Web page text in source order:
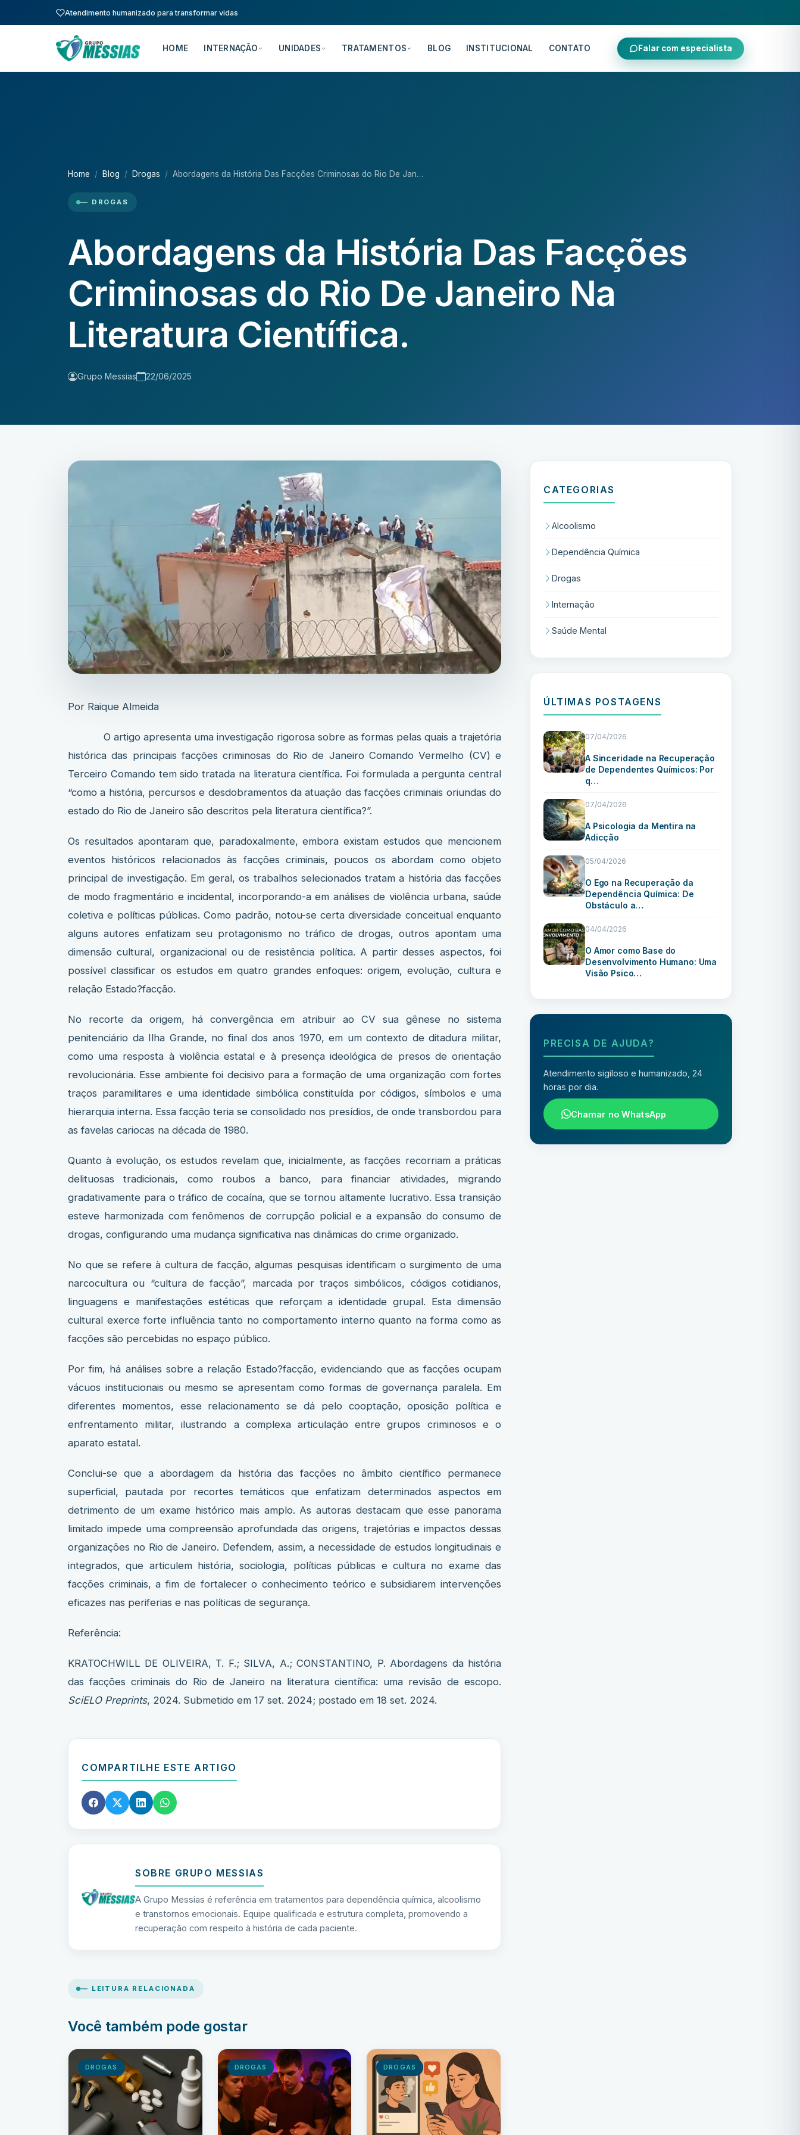
Atendimento humanizado para transformar vidas
HOME INTERNAÇÃO UNIDADES TRATAMENTOS BLOG INSTITUCIONAL CONTATO Falar com especialista
Home Blog Drogas Abordagens da História Das Facções Criminosas do Rio De Jan…
— DROGAS
Abordagens da História Das Facções
Criminosas do Rio De Janeiro Na
Literatura Científica.
Grupo Messias 22/06/2025
Por Raique Almeida
O artigo apresenta uma investigação rigorosa sobre as formas pelas quais a trajetória
histórica das principais facções criminosas do Rio de Janeiro Comando Vermelho (CV) e
Terceiro Comando tem sido tratada na literatura científica. Foi formulada a pergunta central
“como a história, percursos e desdobramentos da atuação das facções criminais oriundas do
estado do Rio de Janeiro são descritos pela literatura científica?”.
Os resultados apontaram que, paradoxalmente, embora existam estudos que mencionem
eventos históricos relacionados às facções criminais, poucos os abordam como objeto
principal de investigação. Em geral, os trabalhos selecionados tratam a história das facções
de modo fragmentário e incidental, incorporando-a em análises de violência urbana, saúde
coletiva e políticas públicas. Como padrão, notou-se certa diversidade conceitual enquanto
alguns autores enfatizam seu protagonismo no tráfico de drogas, outros apontam uma
dimensão cultural, organizacional ou de resistência política. A partir desses aspectos, foi
possível classificar os estudos em quatro grandes enfoques: origem, evolução, cultura e
relação Estado?facção.
No recorte da origem, há convergência em atribuir ao CV sua gênese no sistema
penitenciário da Ilha Grande, no final dos anos 1970, em um contexto de ditadura militar,
como uma resposta à violência estatal e à presença ideológica de presos de orientação
revolucionária. Esse ambiente foi decisivo para a formação de uma organização com fortes
traços paramilitares e uma identidade simbólica constituída por códigos, símbolos e uma
hierarquia interna. Essa facção teria se consolidado nos presídios, de onde transbordou para
as favelas cariocas na década de 1980.
Quanto à evolução, os estudos revelam que, inicialmente, as facções recorriam a práticas
delituosas tradicionais, como roubos a banco, para financiar atividades, migrando
gradativamente para o tráfico de cocaína, que se tornou altamente lucrativo. Essa transição
esteve harmonizada com fenômenos de corrupção policial e a expansão do consumo de
drogas, configurando uma mudança significativa nas dinâmicas do crime organizado.
No que se refere à cultura de facção, algumas pesquisas identificam o surgimento de uma
narcocultura ou “cultura de facção”, marcada por traços simbólicos, códigos cotidianos,
linguagens e manifestações estéticas que reforçam a identidade grupal. Esta dimensão
cultural exerce forte influência tanto no comportamento interno quanto na forma como as
facções são percebidas no espaço público.
Por fim, há análises sobre a relação Estado?facção, evidenciando que as facções ocupam
vácuos institucionais ou mesmo se apresentam como formas de governança paralela. Em
diferentes momentos, esse relacionamento se dá pelo cooptação, oposição política e
enfrentamento militar, ilustrando a complexa articulação entre grupos criminosos e o
aparato estatal.
Conclui-se que a abordagem da história das facções no âmbito científico permanece
superficial, pautada por recortes temáticos que enfatizam determinados aspectos em
detrimento de um exame histórico mais amplo. As autoras destacam que esse panorama
limitado impede uma compreensão aprofundada das origens, trajetórias e impactos dessas
organizações no Rio de Janeiro. Defendem, assim, a necessidade de estudos longitudinais e
integrados, que articulem história, sociologia, políticas públicas e cultura no exame das
facções criminais, a fim de fortalecer o conhecimento teórico e subsidiarem intervenções
eficazes nas periferias e nas políticas de segurança.
Referência:
KRATOCHWILL DE OLIVEIRA, T. F.; SILVA, A.; CONSTANTINO, P. Abordagens da história
das facções criminais do Rio de Janeiro na literatura científica: uma revisão de escopo.
SciELO Preprints, 2024. Submetido em 17 set. 2024; postado em 18 set. 2024.
COMPARTILHE ESTE ARTIGO
SOBRE GRUPO MESSIAS
A Grupo Messias é referência em tratamentos para dependência química, alcoolismo
e transtornos emocionais. Equipe qualificada e estrutura completa, promovendo a
recuperação com respeito à história de cada paciente.
— LEITURA RELACIONADA
Você também pode gostar
DROGAS DROGAS DROGAS
CATEGORIAS
Alcoolismo
Dependência Química
Drogas
Internação
Saúde Mental
ÚLTIMAS POSTAGENS
07/04/2026
A Sinceridade na Recuperação
de Dependentes Químicos: Por
q…
07/04/2026
A Psicologia da Mentira na
Adicção
05/04/2026
O Ego na Recuperação da
Dependência Química: De
Obstáculo a…
04/04/2026
O Amor como Base do
Desenvolvimento Humano: Uma
Visão Psico…
PRECISA DE AJUDA?
Atendimento sigiloso e humanizado, 24
horas por dia.
Chamar no WhatsApp